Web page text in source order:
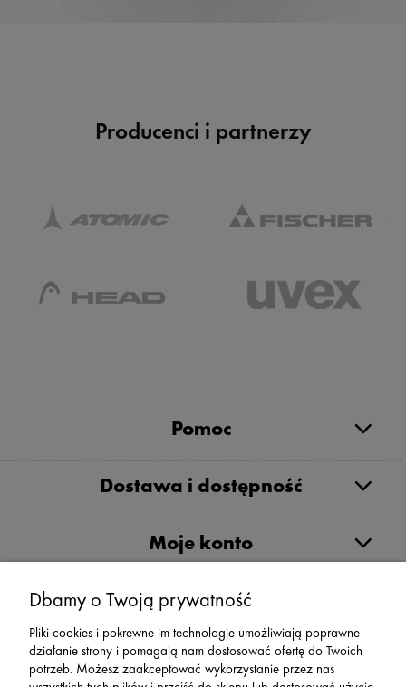
Producenci i partnerzy
Pomoc
Dostawa i dostępność
Moje konto
Serwis
Zwroty,Reklamacje Wymiany
Dbamy o Twoją prywatność
Pliki cookies i pokrewne im technologie umożliwiają poprawne
działanie strony i pomagają nam dostosować ofertę do Twoich
potrzeb. Możesz zaakceptować wykorzystanie przez nas